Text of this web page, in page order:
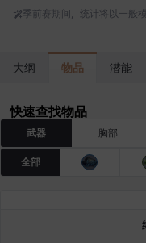
李黛琳 杰琪
季前赛期间，统计将以一般
大纲 物品 潜能
快速查找物品
武器 胸部
全部